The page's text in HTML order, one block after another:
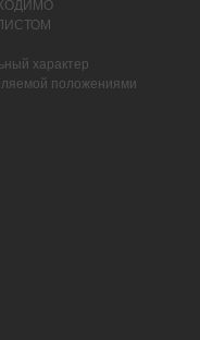
характер
положениями